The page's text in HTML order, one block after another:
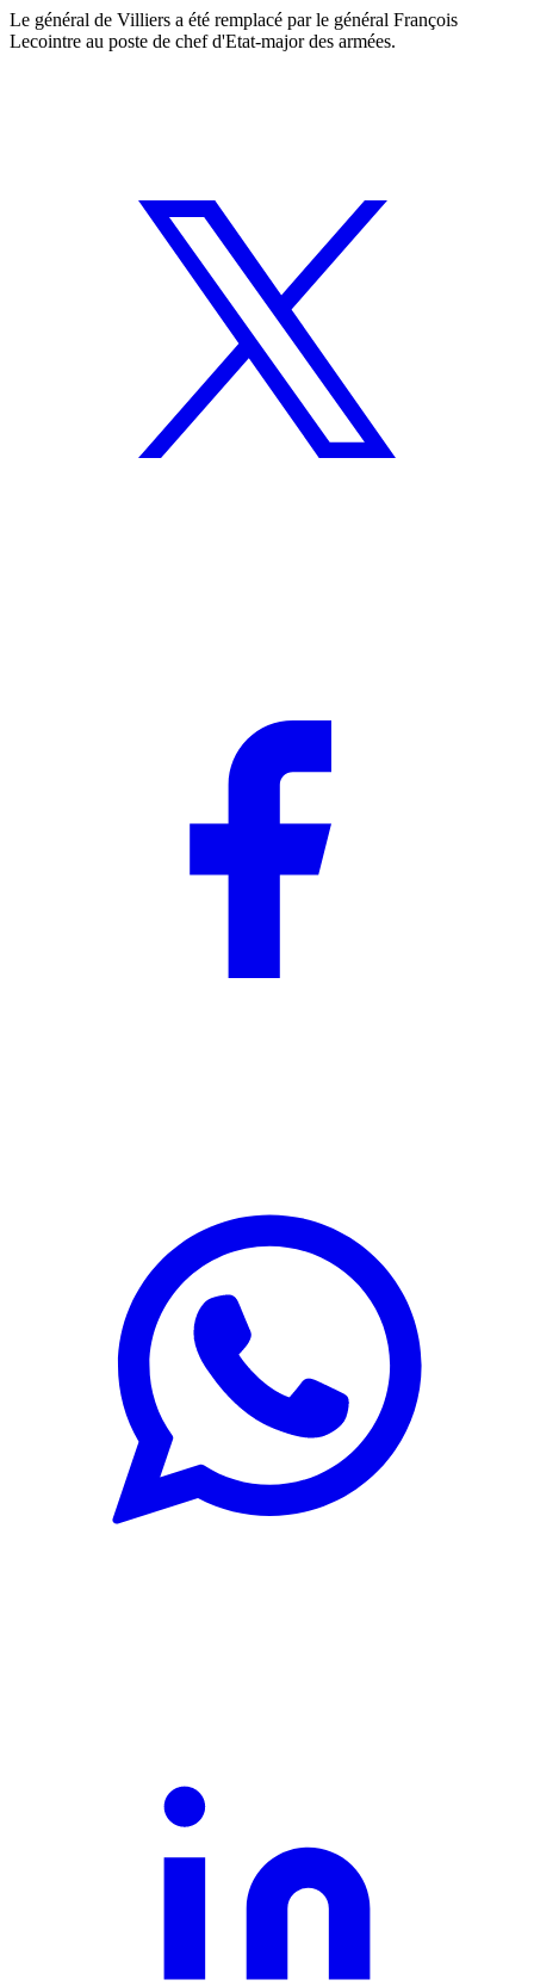
Le général de Villiers a été remplacé par le général François
Lecointre au poste de chef d'Etat-major des armées.